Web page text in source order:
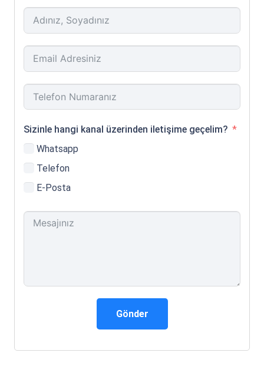
Sizinle hangi kanal üzerinden iletişime geçelim?
Whatsapp
Telefon
E-Posta
Gönder